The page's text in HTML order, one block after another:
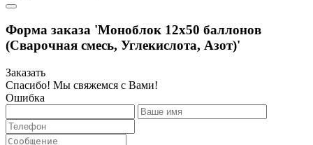
Форма заказа 'Моноблок 12х50 баллонов
(Сварочная смесь, Углекислота, Азот)'
Заказать
Спасибо! Мы свяжемся с Вами!
Ошибка